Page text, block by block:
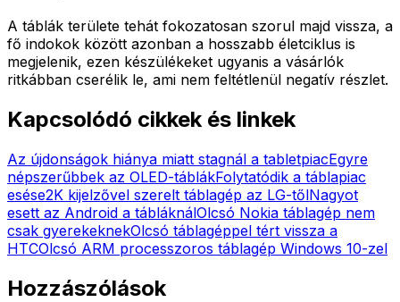
A táblák területe tehát fokozatosan szorul majd vissza, a
fő indokok között azonban a hosszabb életciklus is
megjelenik, ezen készülékeket ugyanis a vásárlók
ritkábban cserélik le, ami nem feltétlenül negatív részlet.
Kapcsolódó cikkek és linkek
Az újdonságok hiánya miatt stagnál a tabletpiacEgyre
népszerűbbek az OLED-táblákFolytatódik a táblapiac
esése2K kijelzővel szerelt táblagép az LG-tőlNagyot
esett az Android a tábláknálOlcsó Nokia táblagép nem
csak gyerekeknekOlcsó táblagéppel tért vissza a
HTCOlcsó ARM processzoros táblagép Windows 10-zel
Hozzászólások